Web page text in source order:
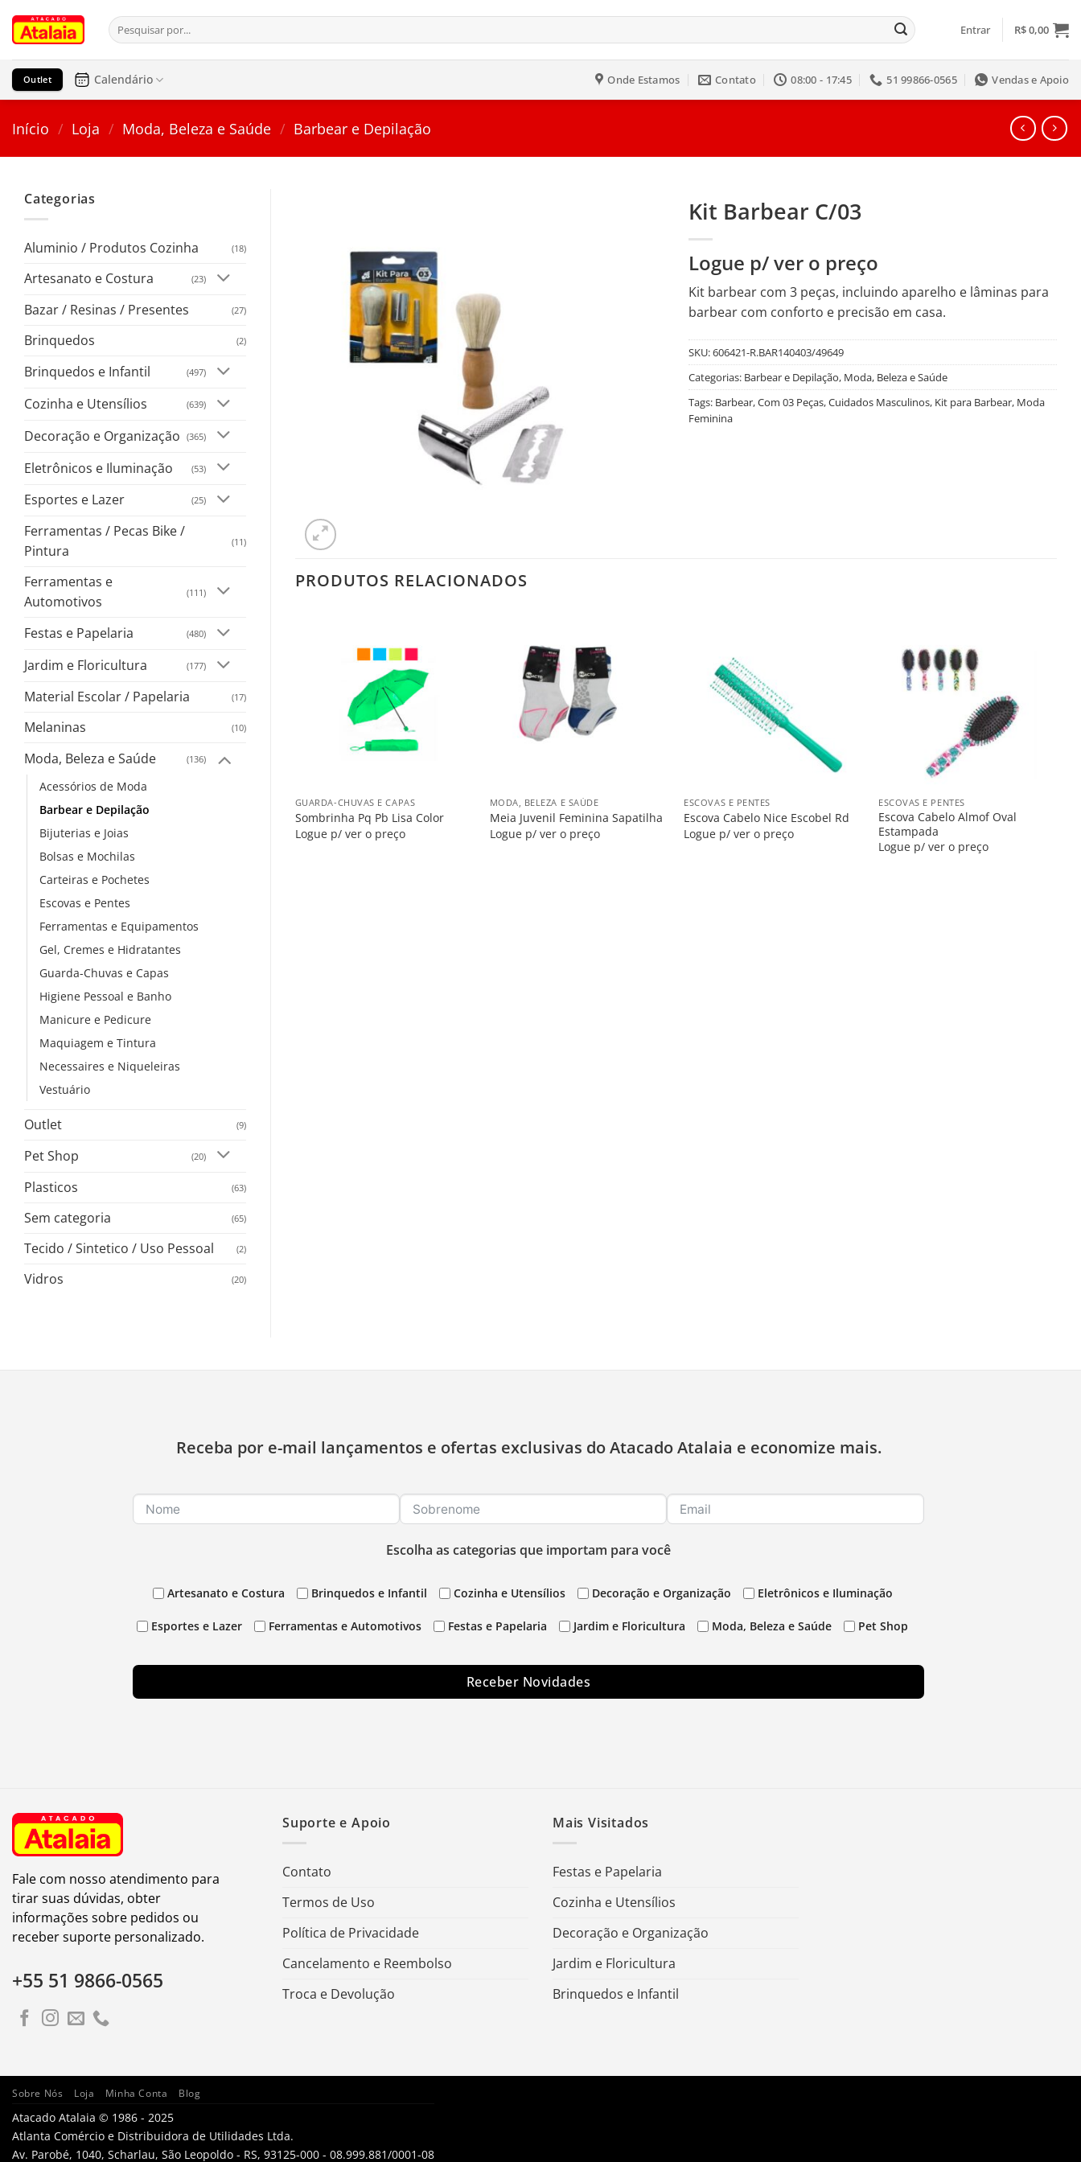
para
conteúdo
Pesquisar
por:
Entrar R$0,00
Outlet Calendário Onde Estamos Contato 08:00 - 17:45 51 99866-0565 Vendas e Apoio
Início / Loja / Moda, Beleza e Saúde / Barbear e Depilação
Categorias
Aluminio / Produtos Cozinha (18)
Artesanato e Costura (23)
Bazar / Resinas / Presentes (27)
Brinquedos (2)
Brinquedos e Infantil (497)
Cozinha e Utensílios (639)
Decoração e Organização (365)
Eletrônicos e Iluminação (53)
Esportes e Lazer (25)
Ferramentas / Pecas Bike /
Pintura
(11)
Ferramentas e
Automotivos
(111)
Festas e Papelaria (480)
Jardim e Floricultura (177)
Material Escolar / Papelaria (17)
Melaninas (10)
Moda, Beleza e Saúde (136)
Acessórios de Moda
Barbear e Depilação
Bijuterias e Joias
Bolsas e Mochilas
Carteiras e Pochetes
Escovas e Pentes
Ferramentas e Equipamentos
Gel, Cremes e Hidratantes
Guarda-Chuvas e Capas
Higiene Pessoal e Banho
Manicure e Pedicure
Maquiagem e Tintura
Necessaires e Niqueleiras
Vestuário
Outlet (9)
Pet Shop (20)
Plasticos (63)
Sem categoria (65)
Tecido / Sintetico / Uso Pessoal (2)
Vidros (20)
Kit Barbear C/03
Logue p/ ver o preço
Kit barbear com 3 peças, incluindo aparelho e lâminas para
barbear com conforto e precisão em casa.
SKU:606421-R.BAR140403/49649
Categorias: Barbear e Depilação, Moda, Beleza e Saúde
Tags: Barbear,Com 03 Peças,Cuidados Masculinos, Kit para Barbear, Moda
Feminina
PRODUTOS RELACIONADOS
GUARDA-CHUVAS E CAPAS
Sombrinha Pq Pb Lisa Color
Logue p/ ver o preço
MODA, BELEZA E SAÚDE
Meia Juvenil Feminina Sapatilha
Logue p/ ver o preço
ESCOVAS E PENTES
Escova Cabelo Nice Escobel Rd
Logue p/ ver o preço
ESCOVAS E PENTES
Escova Cabelo Almof Oval
Estampada
Logue p/ ver o preço
na
Meia Social Inaja
Logue p/ ver o preço
Receba por e-mail lançamentos e ofertas exclusivas do Atacado Atalaia e economize mais.
Escolha as categorias que importam para você
Artesanato e Costura Brinquedos e Infantil Cozinha e Utensílios Decoração e Organização Eletrônicos e Iluminação
Esportes e Lazer Ferramentas e Automotivos Festas e Papelaria Jardim e Floricultura Moda, Beleza e Saúde Pet Shop
Receber Novidades
Fale com nosso atendimento para
tirar suas dúvidas, obter
informações sobre pedidos ou
receber suporte personalizado.
+55 51 9866-0565
Suporte e Apoio
Contato
Termos de Uso
Política de Privacidade
Cancelamento e Reembolso
Troca e Devolução
Mais Visitados
Festas e Papelaria
Cozinha e Utensílios
Decoração e Organização
Jardim e Floricultura
Brinquedos e Infantil
Sobre Nós Loja Minha Conta Blog
Atacado Atalaia © 1986 - 2025
Atlanta Comércio e Distribuidora de Utilidades Ltda.
Av. Parobé, 1040, Scharlau, São Leopoldo - RS, 93125-000 - 08.999.881/0001-08